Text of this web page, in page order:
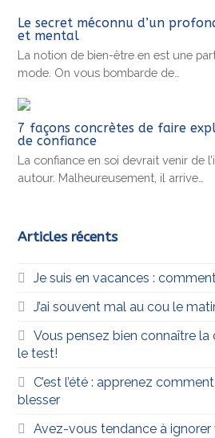
Le secret méconnu d’un
et mental
La notion de bien-être en est une
mode. On vous bombarde de…
7 façons concrètes de faire
de confiance
La confiance en soi devrait venir de
autour. Malheureusement, il arrive…
Articles récents
Je suis en vacances :
J’ai souvent mal au cou le
Vous pensez bien connaître la
le test!
C’est l’été : apprenez
blesser
Avez-vous tendance à ignorer